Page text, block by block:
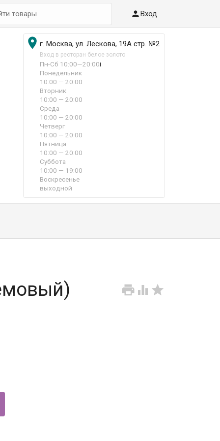
Вход
 г. Москва, ул. Лескова, 19А стр. №2
Вход в ресторан белое золото
Пн-Сб 10:00—20:00i
Понедельник
10:00 — 20:00
Вторник
10:00 — 20:00
Среда
10:00 — 20:00
Четверг
10:00 — 20:00
Пятница
10:00 — 20:00
Суббота
10:00 — 19:00
Воскресенье
выходной
  